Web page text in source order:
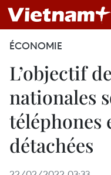
ÉCONOMIE
L’objectif
nationales
téléphones
détachées